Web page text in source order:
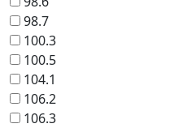
98.7
100.3
100.5
104.1
106.2
106.3